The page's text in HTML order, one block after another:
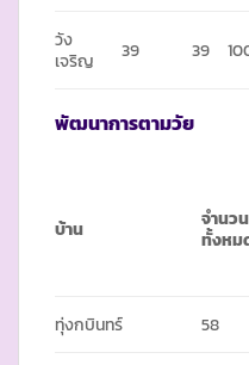
วัง
เจริญ
39 39
พัฒนาการตามวัย
บ้าน
จำนว
ทั้งหม
ทุ่งกบินทร์ 58